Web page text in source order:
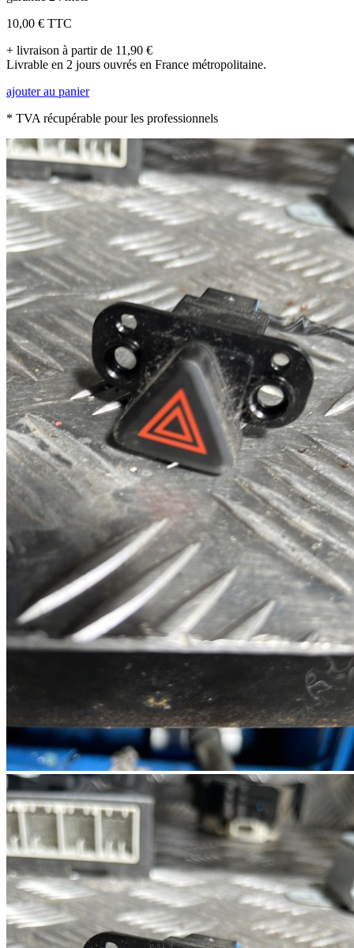
10,00 € TTC
+ livraison à partir de 11,90 €
Livrable en 2 jours ouvrés en France métropolitaine.
ajouter au panier
* TVA récupérable pour les professionnels